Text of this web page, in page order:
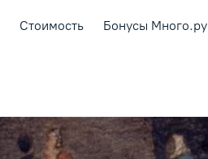
Стоимость Бонусы Много.ру